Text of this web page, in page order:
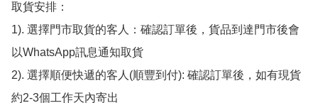
取貨安排：
1). 選擇門市取貨的客人：確認訂單後，貨品到達門市後會
以WhatsApp訊息通知取貨
2). 選擇順便快遞的客人(順豐到付): 確認訂單後，如有現貨
約2-3個工作天內寄出